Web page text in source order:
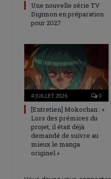
Une nouvelle série TV
Digimon en préparation
pour 2027
4 JUILLET 2026 0
[Entretien] Mokochan : «
Lors des prémices du
projet, il était déjà
demandé de suivre au
mieux le manga
originel.»